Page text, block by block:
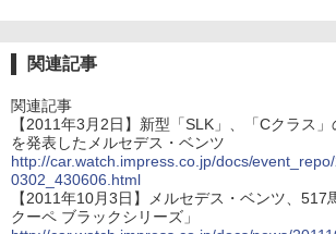
関連記事
関連記事
【2011年3月2日】新型「SLK」、「Cクラス
を発表したメルセデス・ベンツ
http://car.watch.impress.co.jp/docs/
0302_430606.html
【2011年10月3日】メルセデス・ベンツ、517
クーペ ブラックシリーズ」